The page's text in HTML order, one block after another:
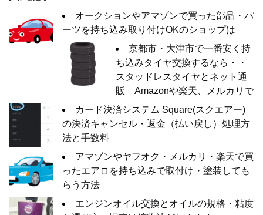
オークションやアマゾンで買った部品・パ
ーツを持ち込み取り付けOKのショップは
京都市・大津市で一番安く持
ち込みタイヤ交換するなら・・
スタッドレスタイヤとネット通
販 Amazonや楽天、メルカリで
カード決済システム Square(スクエアー)
の決済キャンセル・返金（払い戻し）処理方
法と手数料
アマゾンやヤフオク・メルカリ・楽天で買
ったエアロを持ち込みで取付け・塗装しても
らう方法
エンジンオイル交換とオイルの規格・粘度